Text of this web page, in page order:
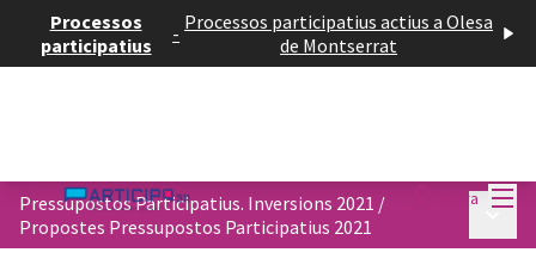
Processos
participatius
- Processos participatius actius a Olesa
de Montserrat
Entra
Pressupostos Participatius. Inversions 2021 /
Propostes Pressupostos Participatius 2021